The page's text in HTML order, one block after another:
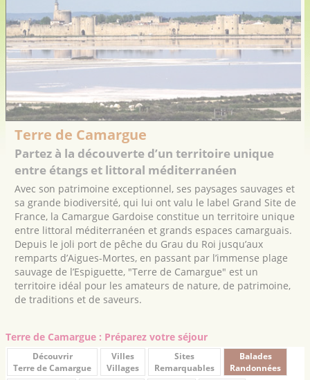
Terre de Camargue
Partez à la découverte d’un territoire unique
entre étangs et littoral méditerranéen
Avec son patrimoine exceptionnel, ses paysages sauvages et
sa grande biodiversité, qui lui ont valu le label Grand Site de
France, la Camargue Gardoise constitue un territoire unique
entre littoral méditerranéen et grands espaces camarguais.
Depuis le joli port de pêche du Grau du Roi jusqu’aux
remparts d’Aigues-Mortes, en passant par l’immense plage
sauvage de l’Espiguette, "Terre de Camargue" est un
territoire idéal pour les amateurs de nature, de patrimoine,
de traditions et de saveurs.
Terre de Camargue : Préparez votre séjour
Découvrir
Terre de Camargue
Villes
Villages
Sites
Remarquables
Balades
Randonnées